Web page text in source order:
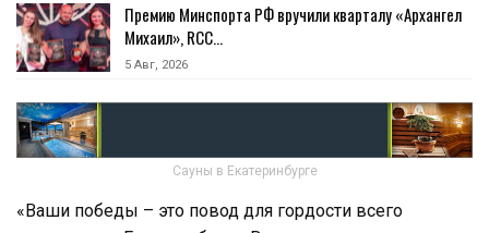
Премию Минспорта РФ вручили кварталу «Архангел
Михаил», RCC…
5 Авг, 2026
Сауны в Екатеринбурге
«Ваши победы – это повод для гордости всего